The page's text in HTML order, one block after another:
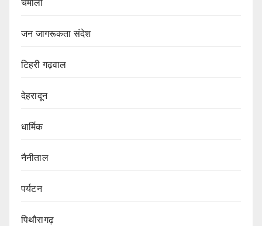
चमोली
जन जागरूकता संदेश
टिहरी गढ़वाल
देहरादून
धार्मिक
नैनीताल
पर्यटन
पिथौरागढ़